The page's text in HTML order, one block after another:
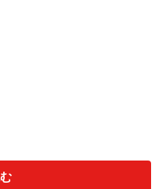
くても、意思のキャッ
会話だと思うのです。